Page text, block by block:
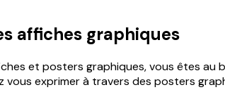
affiches graphiques
et posters graphiques, vous êtes
exprimer à travers des posters